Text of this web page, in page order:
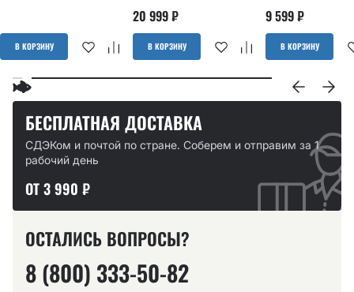
В КОРЗИНУ
20 999₽
В КОРЗИНУ
9 599₽
В КОРЗИНУ
БЕСПЛАТНАЯ ДОСТАВКА
СДЭКом и почтой по стране. Соберем и отправим за 1
рабочий день
ОТ 3 990 ₽
ОСТАЛИСЬ ВОПРОСЫ?
8 (800) 333-50-82